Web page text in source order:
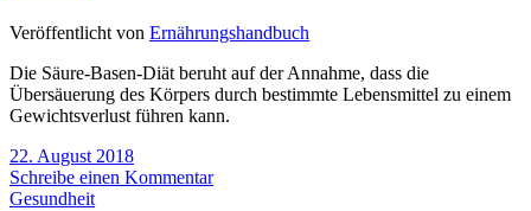
Veröffentlicht von Ernährungshandbuch
Die Säure-Basen-Diät beruht auf der Annahme, dass die
Übersäuerung des Körpers durch bestimmte Lebensmittel zu einem
Gewichtsverlust führen kann.
22. August 2018
Schreibe einen Kommentar
Gesundheit